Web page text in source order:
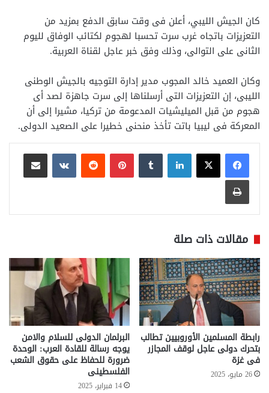
كان الجيش الليبي، أعلن فى وقت سابق الدفع بمزيد من
التعزيزات باتجاه غرب سرت تحسبا لهجوم لكتائب الوفاق لليوم
الثانى على التوالى، وذلك وفق خبر عاجل لقناة العربية.
وكان العميد خالد المجوب مدير إدارة التوجيه بالجيش الوطنى
الليبى، إن التعزيزات التى أرسلناها إلى سرت جاهزة لصد أى
هجوم من قبل الميليشيات المدعومة من تركيا، مشيرا إلى أن
المعركة فى ليبيا باتت تأخذ منحنى خطيرا على الصعيد الدولى.
لينكدإن بينتيريست
مشاركة عبر البريد
طباعة
مقالات ذات صلة
رابطة المسلمين الأوروبيين تطالب
بتحرك دولى عاجل لوقف المجازر
فى غزة
26 مايو، 2025
البرلمان الدولى للسلام والامن
يوجه رسالة للقادة العرب: الوحدة
ضرورة للحفاظ على حقوق الشعب
الفلسطينى
14 فبراير، 2025